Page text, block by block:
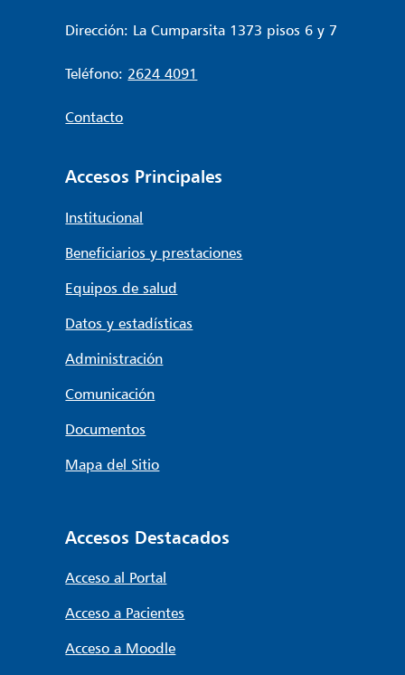
Dirección: La Cumparsita 1373 pisos 6 y 7
Teléfono: 2624 4091
Contacto
Accesos Principales
Institucional
Beneficiarios y prestaciones
Equipos de salud
Datos y estadísticas
Administración
Comunicación
Documentos
Mapa del Sitio
Accesos Destacados
Acceso al Portal
Acceso a Pacientes
Acceso a Moodle